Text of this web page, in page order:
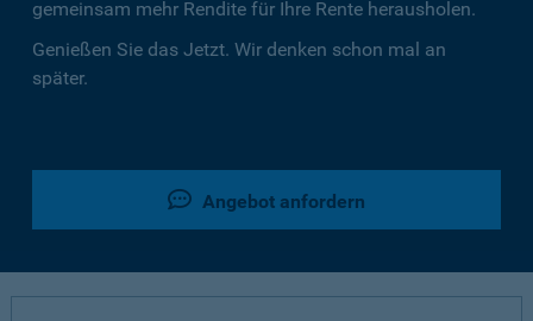
gemeinsam mehr Rendite für Ihre Rente herausholen.
Genießen Sie das Jetzt. Wir denken schon mal an
später.
Angebot anfordern